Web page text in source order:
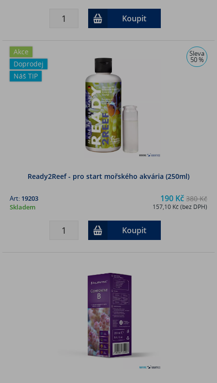
Koupit
Akce
Doprodej
Náš TIP
Sleva
50 %
Ready2Reef - pro start mořského akvária (250ml)
190 Kč 380 Kč
157,10 Kč (bez DPH)
Art: 19203
Skladem
Koupit